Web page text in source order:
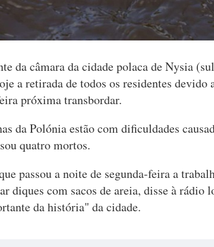
da câmara da cidade polaca de Nysia
a retirada de todos os residentes
próxima transbordar.
da Polónia estão com dificuldades
quatro mortos.
passou a noite de segunda-feira a
diques com sacos de areia, disse à rádio
da história" da cidade.